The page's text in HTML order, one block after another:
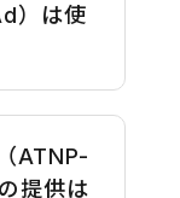
）は使
ATNP-
提供は